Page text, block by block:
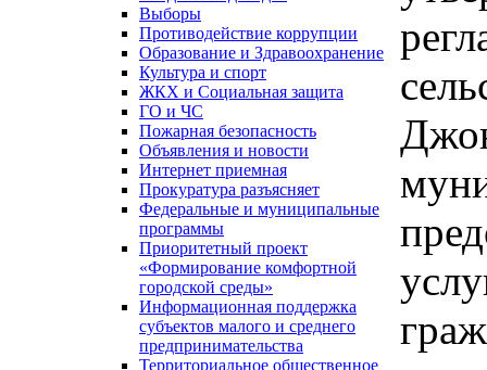
Выборы
Противодействие коррупции
Образование и Здравоохранение
Культура и спорт
ЖКХ и Социальная защита
ГО и ЧС
Пожарная безопасность
Объявления и новости
Интернет приемная
Прокуратура разъясняет
Федеральные и муниципальные
программы
Приоритетный проект
«Формирование комфортной
городской среды»
Информационная поддержка
субъектов малого и среднего
предпринимательства
Территориальное общественное